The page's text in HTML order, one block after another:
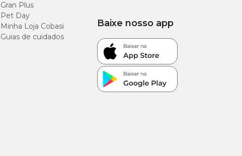
Gran Plus
Pet Day
Minha Loja Cobasi
Guias de cuidados
Baixe nosso app